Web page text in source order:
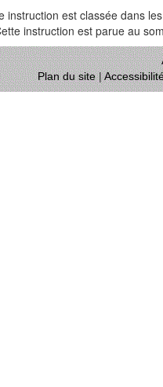
instruction est classée dans
instruction est parue au
Plan du site|